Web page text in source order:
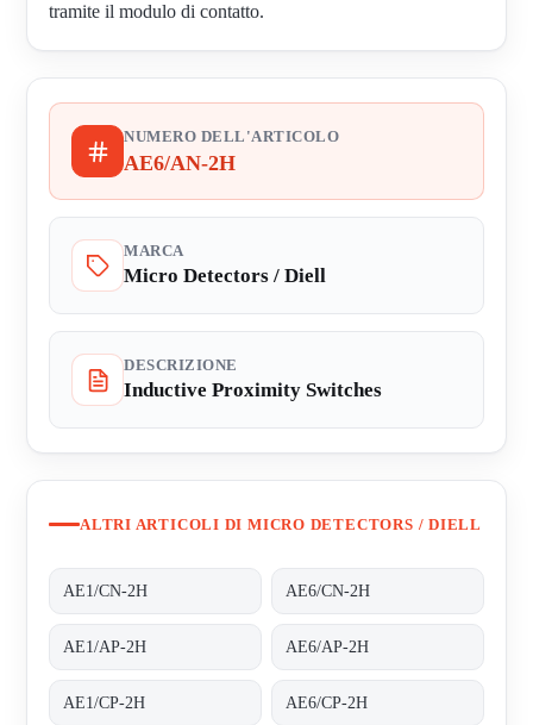
tramite il modulo di contatto.
NUMERO DELL'ARTICOLO
AE6/AN-2H
MARCA
Micro Detectors / Diell
DESCRIZIONE
Inductive Proximity Switches
ALTRI ARTICOLI DI MICRO DETECTORS / DIELL
AE1/CN-2H AE6/CN-2H
AE1/AP-2H AE6/AP-2H
AE1/CP-2H AE6/CP-2H